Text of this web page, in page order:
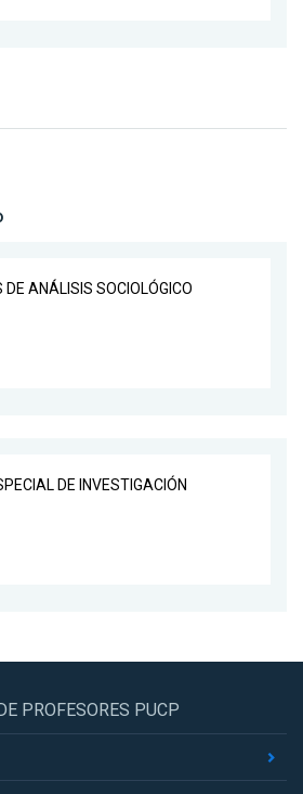
ANÁLISIS SOCIOLÓGICO
DE INVESTIGACIÓN
PROFESORES PUCP